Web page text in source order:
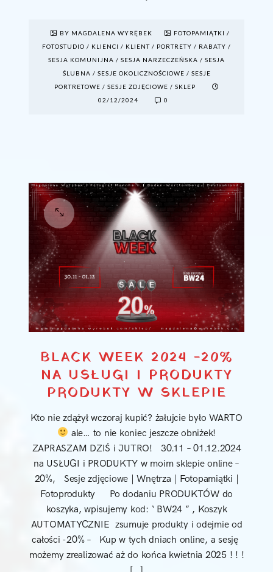
BY MAGDALENA WYRĘBEK FOTOPAMIĄTKI /
FOTOSTUDIO / KLIENCI / KLIENT / PORTRETY / RABATY /
SESJA KOMUNIJNA / SESJA NARZECZEŃSKA / SESJA
ŚLUBNA / SESJE OKOLICZNOŚCIOWE / SESJE
PORTRETOWE / SESJE ZDJĘCIOWE / SKLEP
02/12/2024
0
BLACK WEEK 2024 -20%
NA USŁUGI I PRODUKTY
PRODUKTY W SKLEPIE
Kto nie zdążył wczoraj kupić? żałujcie było WARTO
ale… to nie koniec jeszcze obniżek!
ZAPRASZAM DZIŚ i JUTRO! 30.11 – 01.12.2024
na USŁUGI i PRODUKTY w moim sklepie online –
20%, Sesje zdjęciowe | Wnętrza | Fotopamiątki |
Fotoprodukty Po dodaniu PRODUKTÓW do
koszyka, wpisujemy kod: ‘ BW24 ” , Koszyk
AUTOMATYCZNIE zsumuje produkty i odejmie od
całości -20% – Kup w tych dniach online, a sesję
możemy zrealizować aż do końca kwietnia 2025 ! ! !